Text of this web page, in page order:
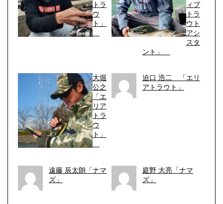
トラ
ウ
ト」
ィブ
トラ
ウト
アシ
スタ
ント」
大堀
公之
「エ
リア
トラ
ウ
ト」
迫口 浩二 「エリ
アトラウト」
遠藤 辰太朗「ナマ
ズ」
庭野 大亮「ナマ
ズ」